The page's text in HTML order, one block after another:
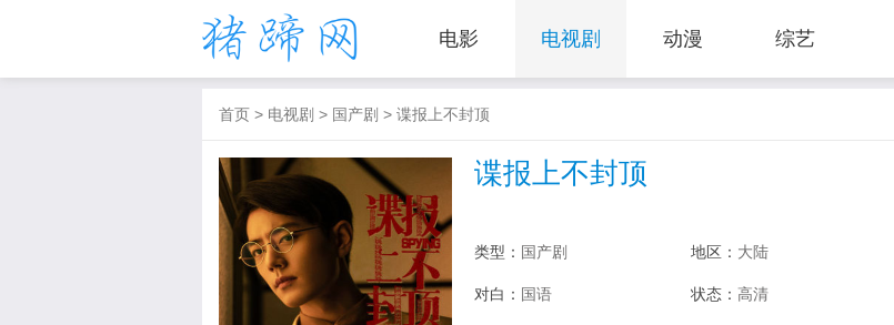
电影 电视剧 动漫 综艺
首页 > 电视剧 > 国产剧 > 谍报上不封顶
谍报上不封顶
类型： 国产剧 地区： 大陆
对白： 国语 状态： 高清